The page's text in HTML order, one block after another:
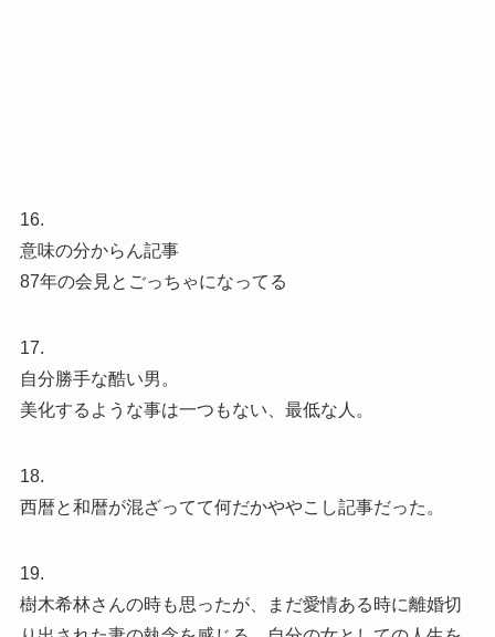
16.
意味の分からん記事
87年の会見とごっちゃになってる
17.
自分勝手な酷い男。
美化するような事は一つもない、最低な人。
18.
西暦と和暦が混ざってて何だかややこし記事だった。
19.
樹木希林さんの時も思ったが、まだ愛情ある時に離婚切